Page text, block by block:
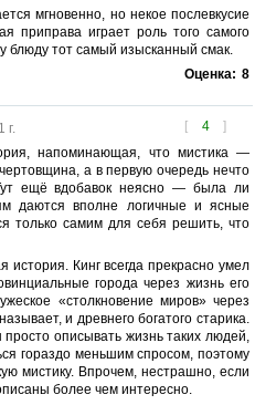
мгновенно, но некое послевкусие
приправа играет роль того самого
блюду тот самый изысканный смак.
Оценка: 8
[ 4 ]
г.
напоминающая, что мистика —
а в первую очередь нечто
ещё вдобавок неясно — была ли
даются вполне логичные и ясные
только самим для себя решить, что
Кинг всегда прекрасно умел
города через жизнь его
«столкновение миров» через
и древнего богатого старика.
описывать жизнь таких людей,
гораздо меньшим спросом, поэтому
мистику. Впрочем, нестрашно, если
более чем интересно.